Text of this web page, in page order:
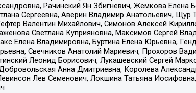
Рачинский Ян Збигневич, Жемкова
Сергеевна, Аверин Владимир Анатольевич,
Валентин Михайлович, Симонов Алексей
Светлана Куприяновна, Максимов Сергей
Елена Владимировна, Буртина Елена Юрьевна,
Свечников Анатолий Мариевич, Прохоров
Леонид Борисович, Лукашевский Сергей
Анна Дмитриевна, Королева
Лев Семенович, Локшина Татьяна